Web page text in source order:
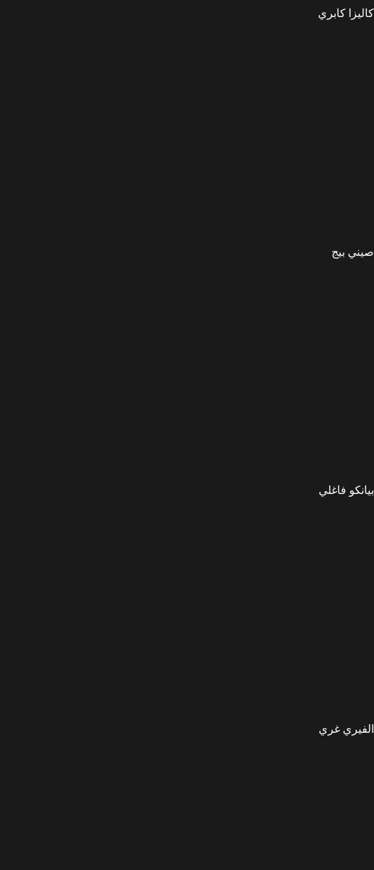
كاليزا كابري
صيني بيج
بيانكو فاغلي
الفيري غري